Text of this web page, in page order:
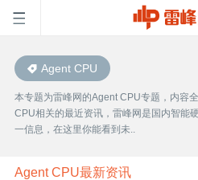
首
页
雷
Agent CPU
本专题为雷峰网的Agent CPU专题，内容
CPU相关的最近资讯，雷峰网是国内智能
一信息，在这里你能看到未..
Agent CPU最新资讯